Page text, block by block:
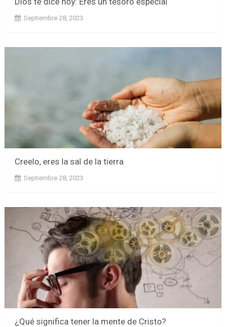
Septiembre 28, 2023
Creelo, eres la sal de la tierra
Septiembre 28, 2023
¿Qué significa tener la mente de Cristo?